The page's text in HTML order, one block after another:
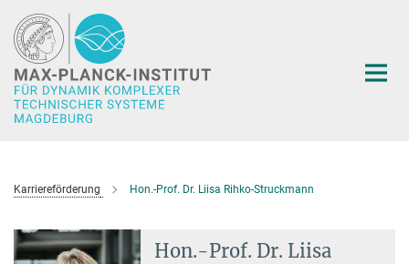
Hauptinhalt
Karriereförderung Hon.-Prof. Dr. Liisa Rihko-Struckmann
Hon.-Prof. Dr. Liisa